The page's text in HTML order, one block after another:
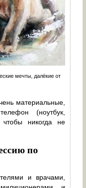
мечты, далёкие от
материальные,
(ноутбук,
никогда не
по
и врачами,